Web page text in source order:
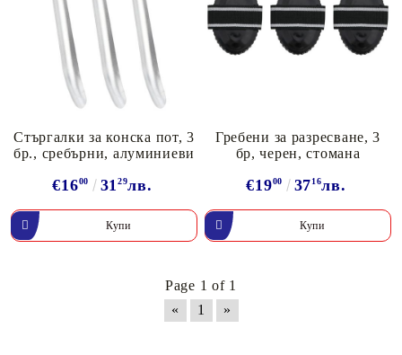
Стъргалки за конска пот, 3
бр., сребърни, алуминиеви
€1600 3129лв.
Гребени за разресване, 3
бр, черен, стомана
€1900 3716лв.
Page 1 of 1
«
1 »